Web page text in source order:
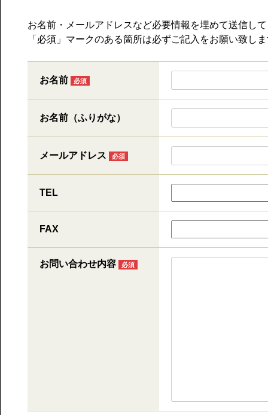
お名前・メールアドレスなど必要情報を埋めて送信し
「 必須 」マークのある箇所は必ずご記入をお願い致し
お名前 必須
お名前（ふりがな）
メールアドレス 必須
TEL
FAX
お問い合わせ内容 必須